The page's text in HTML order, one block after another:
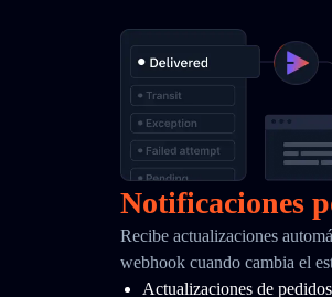
Notificaciones
Recibe actualizaciones
webhook cuando cambia el
Actualizaciones de